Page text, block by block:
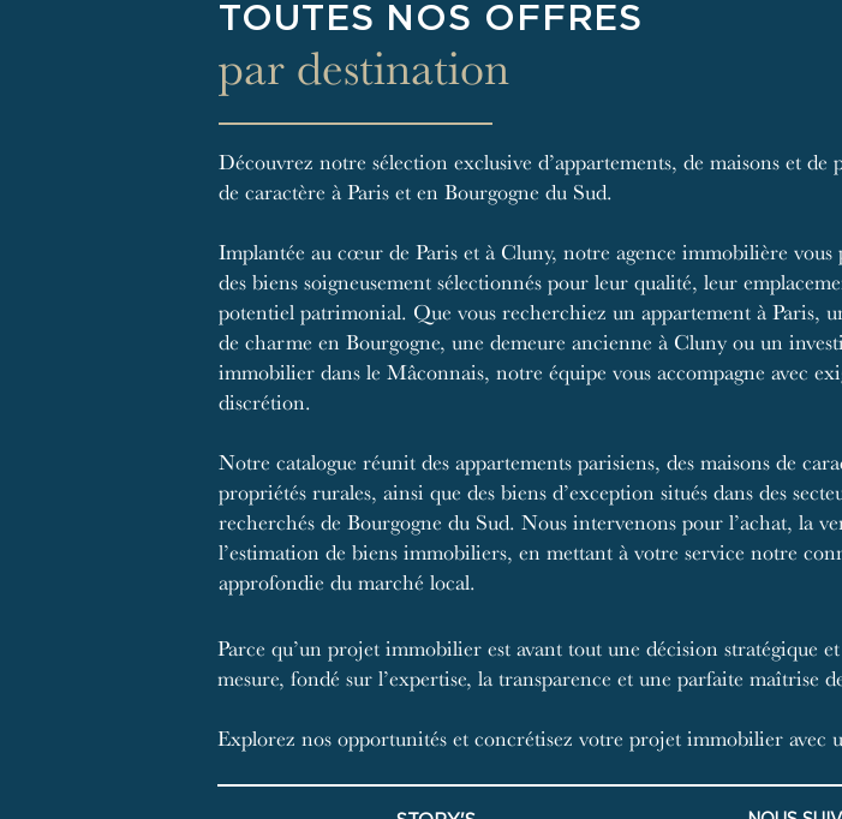
TOUTES NOS OFFRES
par destination
Découvrez notre sélection exclusive d’appartements, de maisons et de
de caractère à Paris et en Bourgogne du Sud.
Implantée au cœur de Paris et à Cluny, notre agence immobilière vous
des biens soigneusement sélectionnés pour leur qualité, leur
potentiel patrimonial. Que vous recherchiez un appartement à Paris,
de charme en Bourgogne, une demeure ancienne à Cluny ou un
immobilier dans le Mâconnais, notre équipe vous accompagne avec
discrétion.
Notre catalogue réunit des appartements parisiens, des maisons de
propriétés rurales, ainsi que des biens d’exception situés dans des
recherchés de Bourgogne du Sud. Nous intervenons pour l’achat, la
l’estimation de biens immobiliers, en mettant à votre service notre
approfondie du marché local.
Parce qu’un projet immobilier est avant tout une décision stratégique
mesure, fondé sur l’expertise, la transparence et une parfaite maîtrise
Explorez nos opportunités et concrétisez votre projet immobilier avec